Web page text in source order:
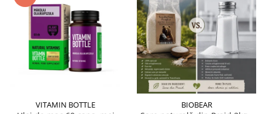
VITAMIN BOTTLE BIOBEAR